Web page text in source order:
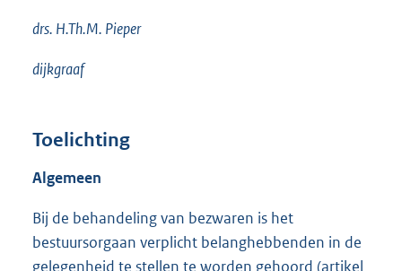
drs. H.Th.M. Pieper
dijkgraaf
Toelichting
Algemeen
Bij de behandeling van bezwaren is het
bestuursorgaan verplicht belanghebbenden in de
gelegenheid te stellen te worden gehoord (artikel